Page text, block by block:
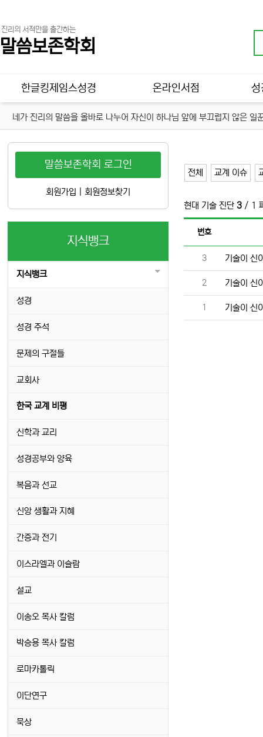
진리의 서적만을 출간하는
말씀보존학회
메인 메뉴
한글킹제임스성경 온라인서점 성
네가 진리의 말씀을 올바로 나누어 자신이 하나님 앞에 부끄럽지 않은
전체 교계 이슈
현대 기술 진단 3 / 1
번호
번호
3 기술이 신
번호
2 기술이 신
번호
1 기술이 신
말씀보존학회 로그인
회원가입 회원정보찾기
지식뱅크
지식뱅크
성경
성경 주석
문제의 구절들
교회사
한국 교계 비평
신학과 교리
성경공부와 양육
복음과 선교
신앙 생활과 지혜
간증과 전기
이스라엘과 이슬람
설교
이송오 목사 칼럼
박승용 목사 칼럼
로마카톨릭
이단연구
묵상